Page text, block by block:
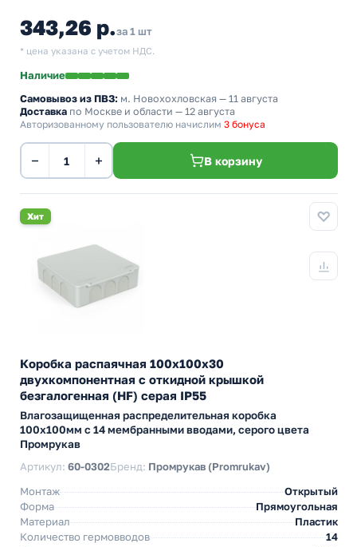
343,26 р.за 1 шт
* цена указана с учетом НДС.
Наличие
Самовывоз из ПВЗ: м. Новохохловская — 11 августа
Доставка по Москве и области — 12 августа
Авторизованному пользователю начислим 3 бонуса
− + В корзину
Хит
Коробка распаячная 100х100х30
двухкомпонентная с откидной крышкой
безгалогенная (HF) серая IP55
Влагозащищенная распределительная коробка
100х100мм с 14 мембранными вводами, серого цвета
Промрукав
Артикул: 60-0302Бренд: Промрукав (Promrukav)
Монтаж
Открытый
Форма
Прямоугольная
Материал
Пластик
Количество гермовводов
14